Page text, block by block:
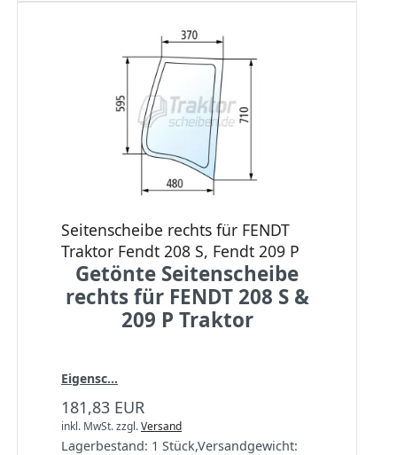
Seitenscheibe rechts für FENDT
Traktor Fendt 208 S, Fendt 209 P
Getönte Seitenscheibe
rechts für FENDT 208 S &
209 P Traktor
Eigensc...
181,83 EUR
inkl. MwSt.zzgl.Versand
Lagerbestand: 1 Stück,Versandgewicht: